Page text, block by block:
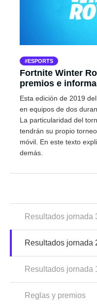
ESPORTS
Fortnite Winter
premios e
Esta edición de 2019
en equipos de dos
La particularidad del
tendrán su propio
móvil. En este texto
demás.
Resultados jornada
Resultados jornada
Resultados jornada 1
Reglas y premios